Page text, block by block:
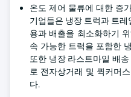
온도 제어 물류에 대한 증
기업들은 냉장 트럭과 트
용과 배출을 최소화하기
속 가능한 트럭을 포함한
또한 냉장 라스트마일 배
로 전자상거래 및 퀵커머
다.